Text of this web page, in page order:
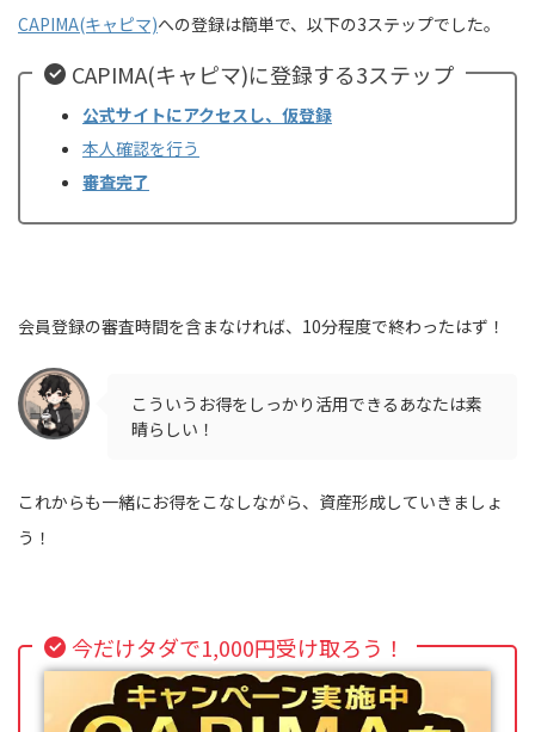
CAPIMA(キャピマ)への登録は簡単で、以下の3ステップでした。
CAPIMA(キャピマ)に登録する3ステップ
公式サイトにアクセスし、仮登録
本人確認を行う
審査完了
会員登録の審査時間を含まなければ、10分程度で終わったはず！
こういうお得をしっかり活用できるあなたは素
晴らしい！
これからも一緒にお得をこなしながら、資産形成していきましょ
う！
今だけタダで1,000円受け取ろう！